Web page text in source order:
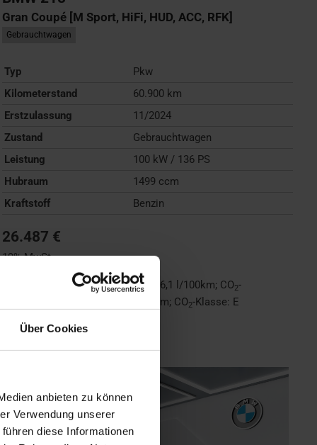
Über Cookies
anbieten zu können
Verwendung unserer
diese Informationen
Gran Coupé [M Sport, HiFi, HUD, ACC, RFK]
Gebrauchtwagen
Typ
Pkw
Kilometerstand
60.900 km
Erstzulassung
11/2024
Zustand
Gebrauchtwagen
Leistung
100 kW / 136 PS
Hubraum
1499 ccm
Kraftstoff
Benzin
26.487 €
19% MwSt.
Kraftstoffverbrauch (kombiniert): 6,1 l/100km; CO2-
138 g/km; CO2-Klasse: E
FAHRZEUG ANZEIGEN